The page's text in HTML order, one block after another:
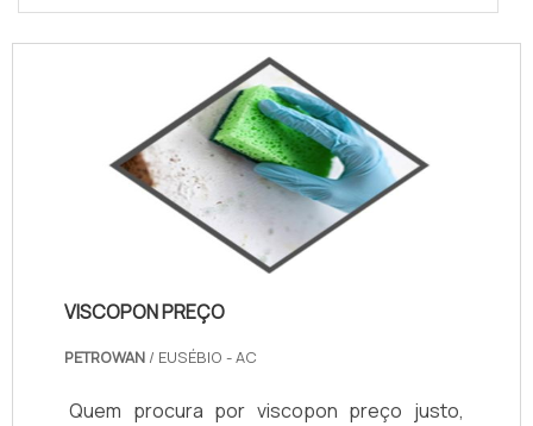
VISCOPON PREÇO
PETROWAN / EUSÉBIO - AC
Quem procura por viscopon preço justo,